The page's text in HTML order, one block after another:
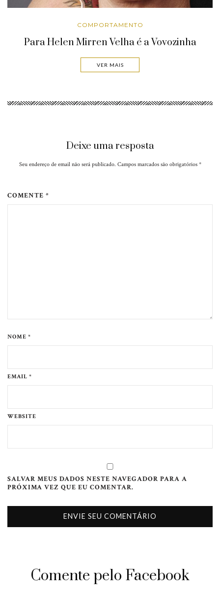
COMPORTAMENTO
Para Helen Mirren Velha é a Vovozinha
VER MAIS
Deixe uma resposta
Seu endereço de email não será publicado. Campos marcados são obrigatórios *
COMENTE *
NOME *
EMAIL *
WEBSITE
SALVAR MEUS DADOS NESTE NAVEGADOR PARA A
PRÓXIMA VEZ QUE EU COMENTAR.
Comente pelo Facebook